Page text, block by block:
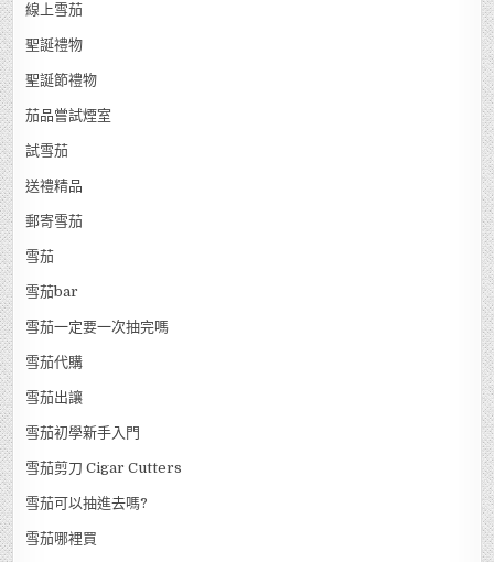
線上雪茄
聖誕禮物
聖誕節禮物
茄品嘗試煙室
試雪茄
送禮精品
郵寄雪茄
雪茄
雪茄bar
雪茄一定要一次抽完嗎
雪茄代購
雪茄出讓
雪茄初學新手入門
雪茄剪刀 Cigar Cutters
雪茄可以抽進去嗎?
雪茄哪裡買